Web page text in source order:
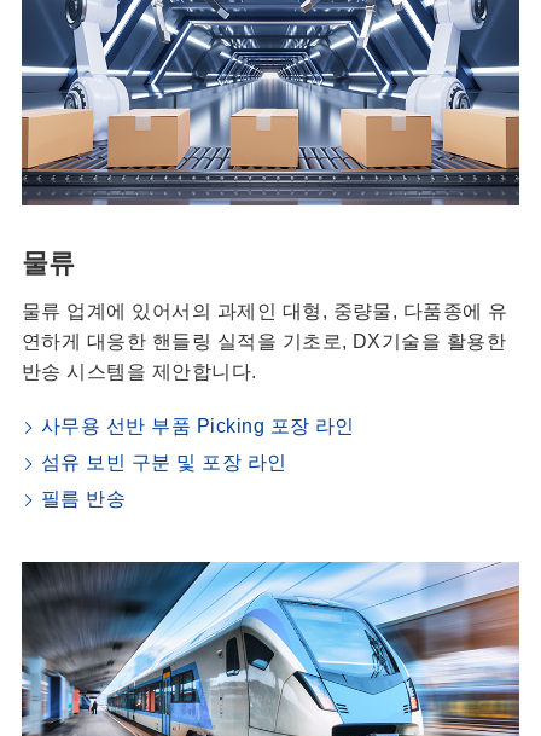
물류
물류 업계에 있어서의 과제인 대형, 중량물, 다품종에 유
연하게 대응한 핸들링 실적을 기초로, DX기술을 활용한
반송 시스템을 제안합니다.
사무용 선반 부품 Picking 포장 라인
섬유 보빈 구분 및 포장 라인
필름 반송